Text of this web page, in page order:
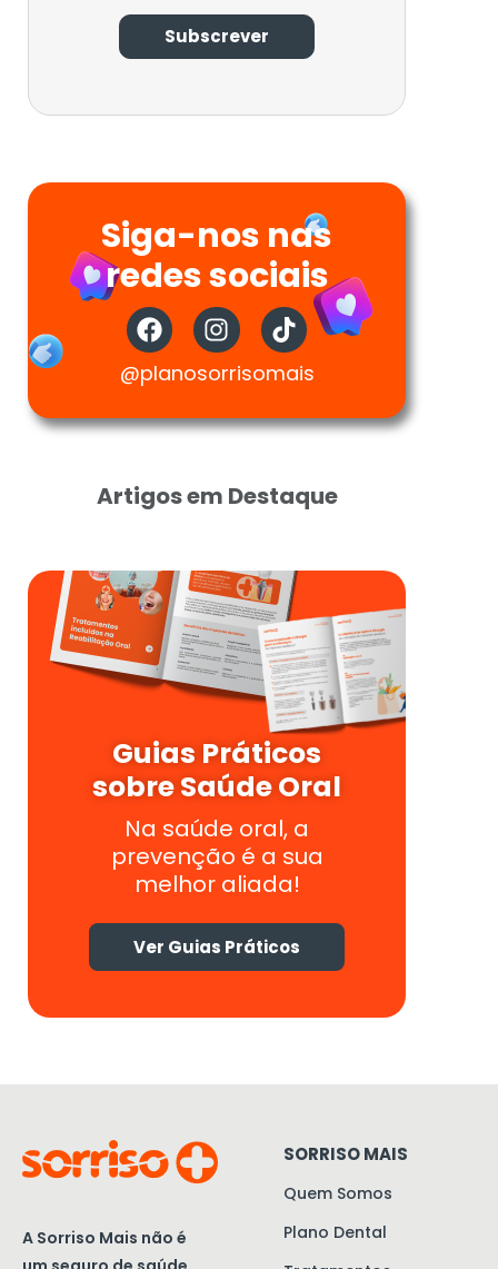
Privacidade
Siga-nos nas
redes sociais
@planosorrisomais
Artigos em Destaque
Guias Práticos
sobre Saúde Oral
Na saúde oral, a
prevenção é a sua
melhor aliada!
Ver Guias Práticos
A Sorriso Mais não é
SORRISO MAIS
Quem Somos
Plano Dental